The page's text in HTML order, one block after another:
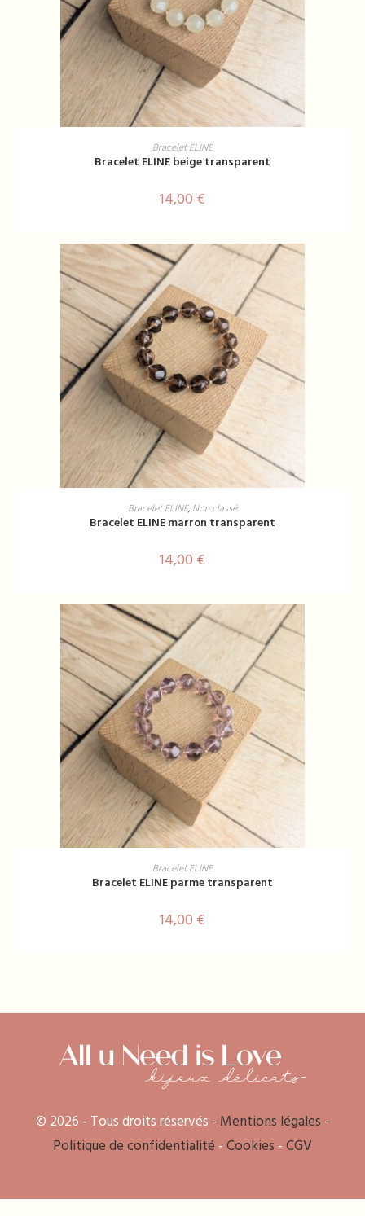
AJOUTER AU PANIER
Bracelet ELINE
Bracelet ELINE beige transparent
14,00 €
AJOUTER AU PANIER
Bracelet ELINE, Non classé
Bracelet ELINE marron transparent
14,00 €
AJOUTER AU PANIER
Bracelet ELINE
Bracelet ELINE parme transparent
14,00 €
© 2026 - Tous droits réservés - Mentions légales -
Politique de confidentialité -Cookies -CGV